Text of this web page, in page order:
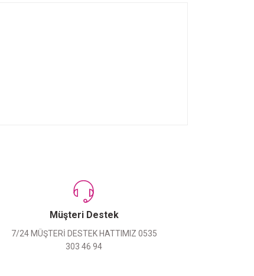
Müşteri Destek
7/24 MÜŞTERİ DESTEK HATTIMIZ 0535
303 46 94